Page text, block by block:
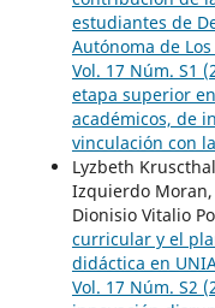
estudiantes de
Autónoma de
Vol. 17 Núm. S1
etapa superior
académicos, de
vinculación con
Lyzbeth
Izquierdo Moran,
Dionisio Vitalio
curricular y el
didáctica en
Vol. 17 Núm. S2